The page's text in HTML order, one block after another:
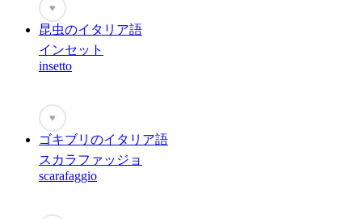
♥
昆虫のイタリア語
インセット
insetto
♥
ゴキブリのイタリア語
スカラファッジョ
scarafaggio